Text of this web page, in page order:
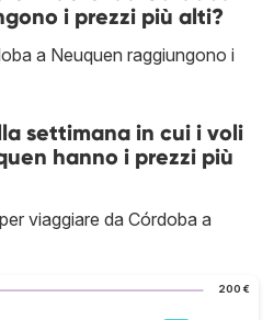
i prezzi più alti?
a Neuquen raggiungono i
settimana in cui i voli
hanno i prezzi più
viaggiare da Córdoba a
200 €